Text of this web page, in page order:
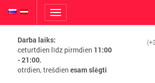
Toggle
navigation
Darba laiks:
ceturtdien līdz pirmdien 11:00
- 21:00,
otrdien, trešdien esam slēgti